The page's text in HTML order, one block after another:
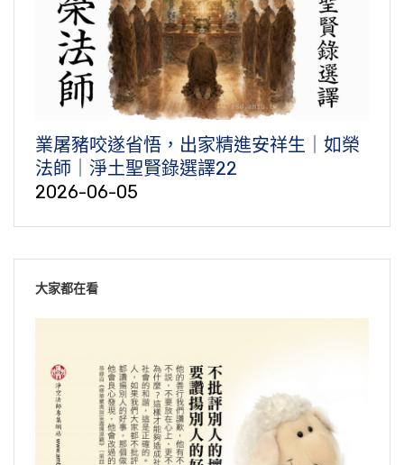
業屠豬咬遂省悟，出家精進安祥生｜如榮
法師｜淨土聖賢錄選譯22
2026-06-05
大家都在看